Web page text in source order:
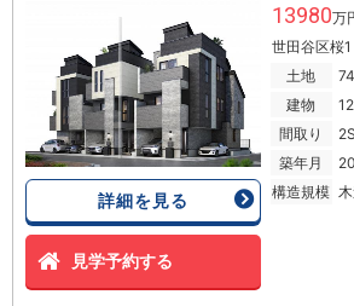
詳細を見る
見学予約する
13980万
世田谷区桜1
土地
建物
間取り
築年月
構造規模